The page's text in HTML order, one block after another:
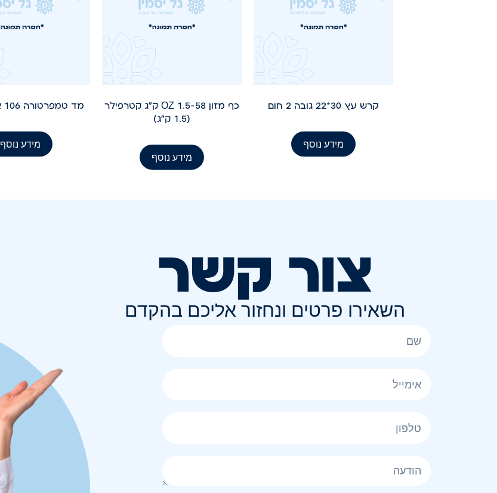
קרש עץ 30*22 גובה 2 חום
מידע נוסף
כף מזון 58-OZ 1.5 ק"ג קטרפילר
(1.5 ק"ג)
מידע נוסף
מד טמפרטורה 106 אטום למים
מידע נוסף
צור קשר
השאירו פרטים ונחזור אליכם בהקדם